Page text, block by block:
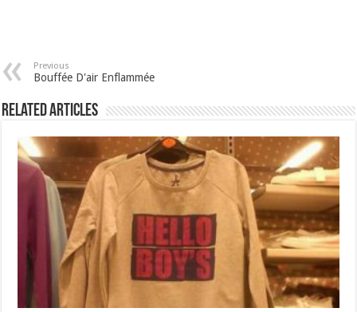
Previous
Bouffée D'air Enflammée
Related Articles